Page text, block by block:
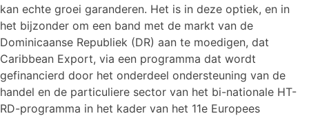
kan echte groei garanderen. Het is in deze optiek, en in
het bijzonder om een band met de markt van de
Dominicaanse Republiek (DR) aan te moedigen, dat
Caribbean Export, via een programma dat wordt
gefinancierd door het onderdeel ondersteuning van de
handel en de particuliere sector van het bi-nationale HT-
RD-programma in het kader van het 11e Europees